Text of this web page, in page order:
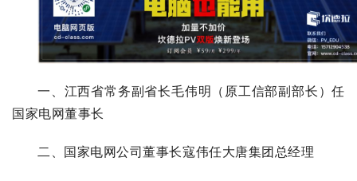
一、江西省常务副省长毛伟明（原工信部副部长）任
国家电网董事长
二、国家电网公司董事长寇伟任大唐集团总经理